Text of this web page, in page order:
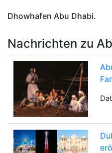
Dhowhafen Abu Dhabi.
Nachrichten zu